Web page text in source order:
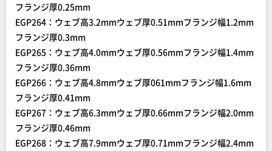
フランジ厚0.25mm
EGP264：ウェブ高3.2mmウェブ厚0.51mmフランジ幅1.2mm
フランジ厚0.3mm
EGP265：ウェブ高4.0mmウェブ厚0.56mmフランジ幅1.4mm
フランジ厚0.36mm
EGP266：ウェブ高4.8mmウェブ厚061mmフランジ幅1.6mm
フランジ厚0.41mm
EGP267：ウェブ高6.3mmウェブ厚0.66mmフランジ幅2.0mm
フランジ厚0.46mm
EGP268：ウェブ高7.9mmウェブ厚0.71mmフランジ幅2.4mm